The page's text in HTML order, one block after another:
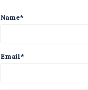
Name*
Email*